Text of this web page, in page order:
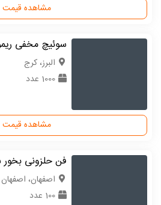
مشاهده قیمت
سوئیچ مخفی
البرز، کرج
1000 عدد
مشاهده قیمت
فن حلزونی بخور
اصفهان، اصفهان
100 عدد